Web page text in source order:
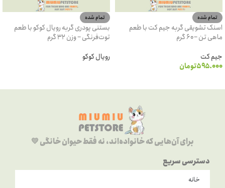
تمام شده
اسنک تشویقی گربه جیم کت با طعم
ماهی تن – ۶۰ گرم
جیم کت
۵۹۵.۰۰۰تومان
تمام شده
بستنی پودری گربه رویال کوکو با طعم
توت‌فرنگی – وزن ۳۲ گرم
رویال کوکو
برای آن‌هایی که خانواده‌اند، نه فقط حیوان خانگی 💛
دسترسی سریع
خانه